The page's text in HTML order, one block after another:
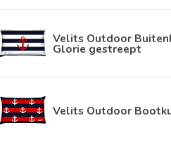
Velits Outdoor
Glorie gestreept
Velits Outdoor